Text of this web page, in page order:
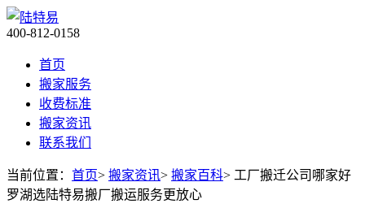
400-812-0158
首页
搬家服务
收费标准
搬家资讯
联系我们
当前位置： 首页> 搬家资讯> 搬家百科> 工厂搬迁公司哪家好
罗湖选陆特易搬厂搬运服务更放心